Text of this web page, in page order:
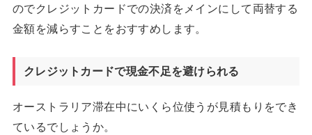
のでクレジットカードでの決済をメインにして両替する
金額を減らすことをおすすめします。
クレジットカードで現金不足を避けられる
オーストラリア滞在中にいくら位使うが見積もりをでき
ているでしょうか。